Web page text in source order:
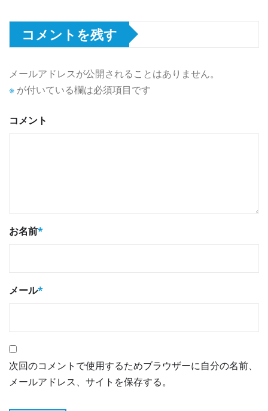
コメントを残す
メールアドレスが公開されることはありません。
※ が付いている欄は必須項目です
コメント
お名前*
メール*
次回のコメントで使用するためブラウザーに自分の名前、
メールアドレス、サイトを保存する。